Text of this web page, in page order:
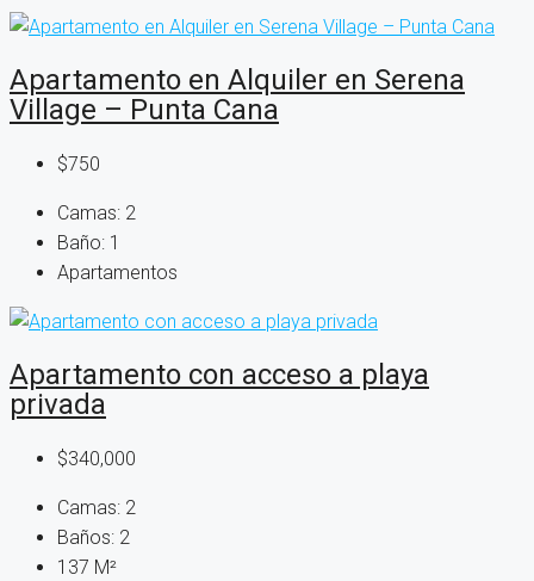
Apartamento en Alquiler en Serena
Village – Punta Cana
$750
Camas: 2
Baño: 1
Apartamentos
Apartamento con acceso a playa
privada
$340,000
Camas: 2
Baños: 2
137 M²